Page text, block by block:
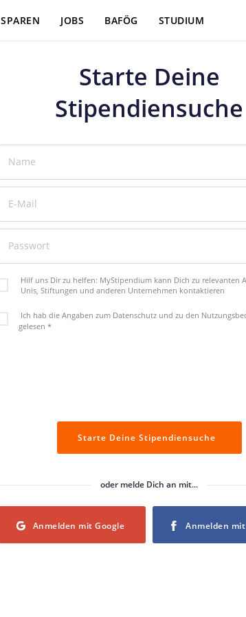
SPAREN JOBS BAFÖG STUDIUM
Starte Deine
Stipendiensuche
Name
E-Mail
Passwort
Hilf uns Dir zu helfen: MyStipendium kann Dich zu relevanten
Unis, Stiftungen und anderen Unternehmen kontaktieren
Ich hab die Angaben zum Datenschutz und zu den
gelesen *
Starte Deine Stipendiensuche
oder melde Dich an mit...